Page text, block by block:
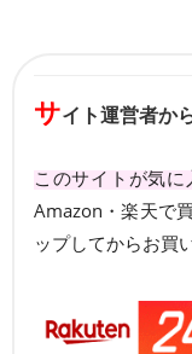
サイト運営者か
このサイトが気に
Amazon・楽天で
ップしてからお買